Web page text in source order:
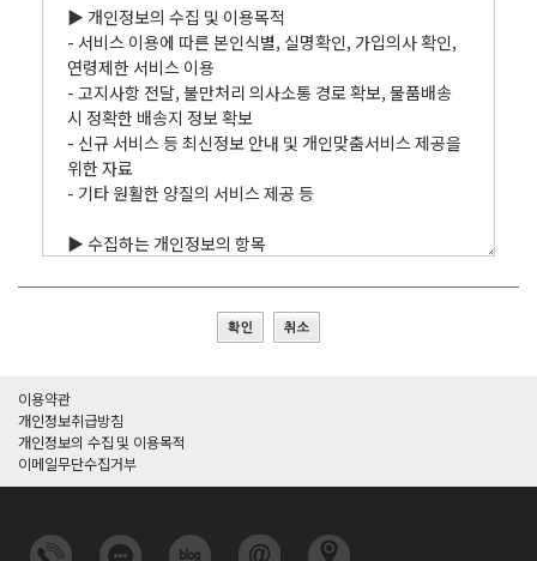
이용약관
개인정보취급방침
개인정보의 수집 및 이용목적
이메일무단수집거부